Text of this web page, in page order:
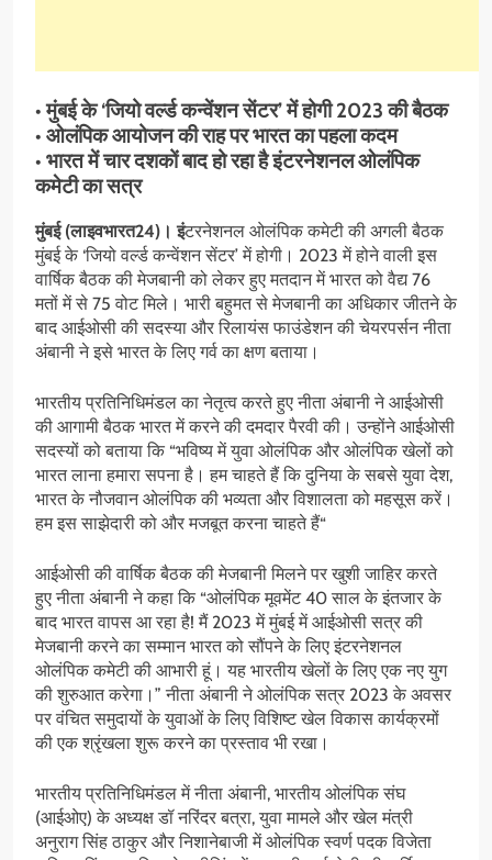
• मुंबई के ‘जियो वर्ल्ड कन्वेंशन सेंटर’ में होगी 2023 की बैठक
• ओलंपिक आयोजन की राह पर भारत का पहला कदम
• भारत में चार दशकों बाद हो रहा है इंटरनेशनल ओलंपिक
कमेटी का सत्र
मुंबई (लाइवभारत24)। इंटरनेशनल ओलंपिक कमेटी की अगली बैठक
मुंबई के ‘जियो वर्ल्ड कन्वेंशन सेंटर’ में होगी। 2023 में होने वाली इस
वार्षिक बैठक की मेजबानी को लेकर हुए मतदान में भारत को वैद्य 76
मतों में से 75 वोट मिले। भारी बहुमत से मेजबानी का अधिकार जीतने के
बाद आईओसी की सदस्या और रिलायंस फाउंडेशन की चेयरपर्सन नीता
अंबानी ने इसे भारत के लिए गर्व का क्षण बताया।
भारतीय प्रतिनिधिमंडल का नेतृत्व करते हुए नीता अंबानी ने आईओसी
की आगामी बैठक भारत में करने की दमदार पैरवी की। उन्होंने आईओसी
सदस्यों को बताया कि “भविष्य में युवा ओलंपिक और ओलंपिक खेलों को
भारत लाना हमारा सपना है। हम चाहते हैं कि दुनिया के सबसे युवा देश,
भारत के नौजवान ओलंपिक की भव्यता और विशालता को महसूस करें।
हम इस साझेदारी को और मजबूत करना चाहते हैं“
आईओसी की वार्षिक बैठक की मेजबानी मिलने पर खुशी जाहिर करते
हुए नीता अंबानी ने कहा कि “ओलंपिक मूवमेंट 40 साल के इंतजार के
बाद भारत वापस आ रहा है! मैं 2023 में मुंबई में आईओसी सत्र की
मेजबानी करने का सम्मान भारत को सौंपने के लिए इंटरनेशनल
ओलंपिक कमेटी की आभारी हूं। यह भारतीय खेलों के लिए एक नए युग
की शुरुआत करेगा।” नीता अंबानी ने ओलंपिक सत्र 2023 के अवसर
पर वंचित समुदायों के युवाओं के लिए विशिष्ट खेल विकास कार्यक्रमों
की एक श्रृंखला शुरू करने का प्रस्ताव भी रखा।
भारतीय प्रतिनिधिमंडल में नीता अंबानी, भारतीय ओलंपिक संघ
(आईओए) के अध्यक्ष डॉ नरिंदर बत्रा, युवा मामले और खेल मंत्री
अनुराग सिंह ठाकुर और निशानेबाजी में ओलंपिक स्वर्ण पदक विजेता